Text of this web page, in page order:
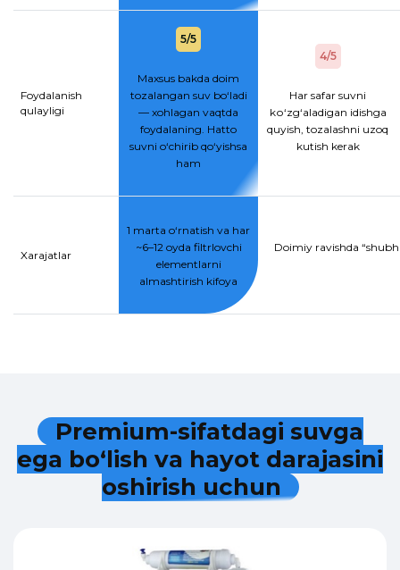
Foydalanish
qulayligi
5/5
Maxsus bakda doim
tozalangan suv bo‘ladi
— xohlagan vaqtda
foydalaning. Hatto
suvni o‘chirib qo‘yishsa
ham
4/5
Har safar suvni
kо‘zg‘aladigan idishga
quyish, tozalashni uzoq
kutish kerak
Xarajatlar
1 marta o‘rnatish va har
~6–12 oyda filtrlovchi
elementlarni
almashtirish kifoya
Doimiy ravishda
Premium-sifatdagi suvga
ega bo‘lish va hayot darajasini
oshirish uchun